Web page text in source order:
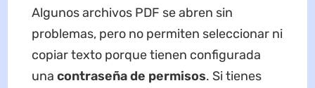
Algunos archivos PDF se abren sin
problemas, pero no permiten seleccionar ni
copiar texto porque tienen configurada
una contraseña de permisos. Si tienes